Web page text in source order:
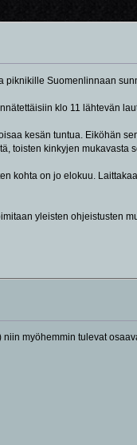
piknikille Suomenlinnaan
klo 11 lähtevän
kesän tuntua. Eiköhän
toisten kinkyjen mukavasta
kohta on jo elokuu.
yleisten ohjeistusten
myöhemmin tulevat